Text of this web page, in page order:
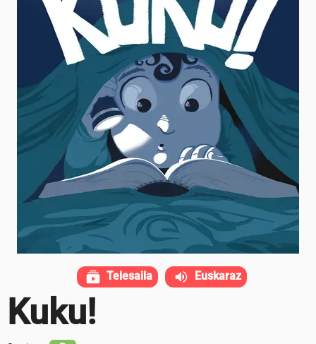
Kuku!
Telesaila Euskaraz